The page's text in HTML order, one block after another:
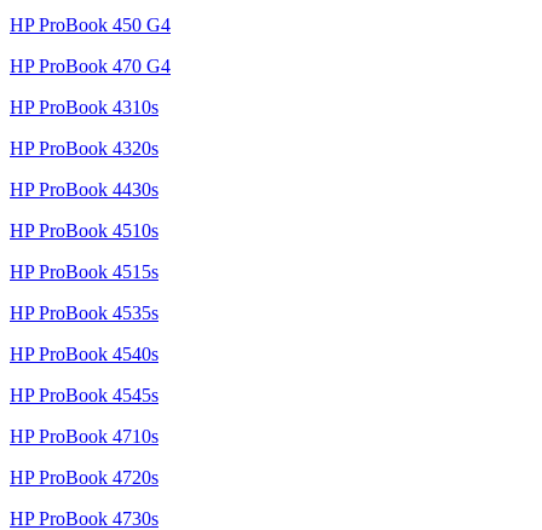
HP ProBook 450 G4
HP ProBook 470 G4
HP ProBook 4310s
HP ProBook 4320s
HP ProBook 4430s
HP ProBook 4510s
HP ProBook 4515s
HP ProBook 4535s
HP ProBook 4540s
HP ProBook 4545s
HP ProBook 4710s
HP ProBook 4720s
HP ProBook 4730s